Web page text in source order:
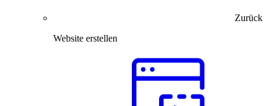
Zurück
Website erstellen